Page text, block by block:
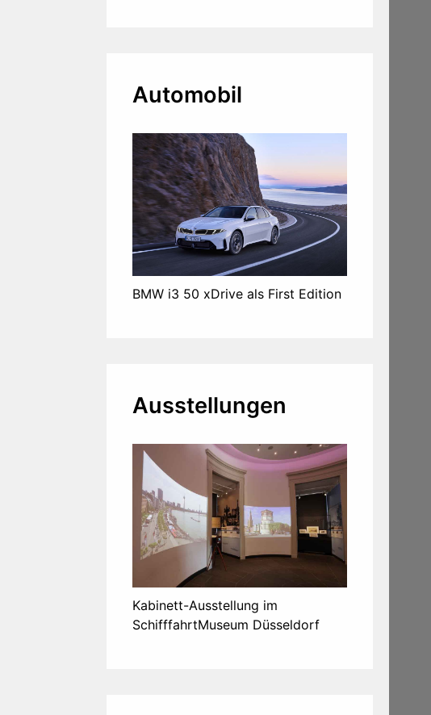
Automobil
BMW i3 50 xDrive als First Edition
Ausstellungen
Kabinett-Ausstellung im
SchifffahrtMuseum Düsseldorf